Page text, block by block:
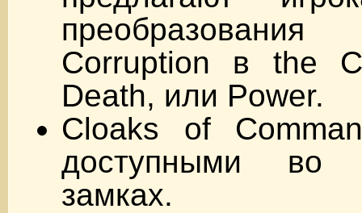
Corruption в the
Death, или Power.
Cloaks of
доступными во
замках.